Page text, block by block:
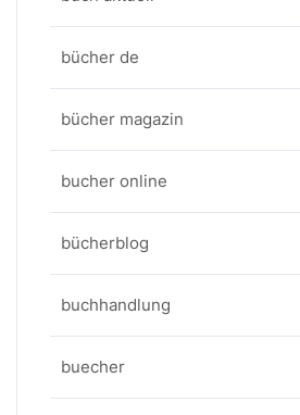
bücher de
bücher magazin
bucher online
bücherblog
buchhandlung
buecher